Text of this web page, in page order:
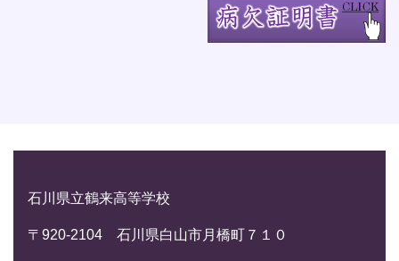
石川県立鶴来高等学校
〒920-2104 石川県白山市月橋町７１０